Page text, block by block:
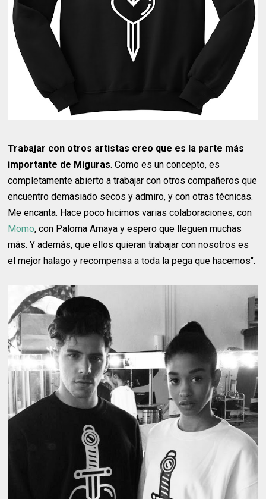
Trabajar con otros artistas creo que es la parte más
importante de Miguras. Como es un concepto, es
completamente abierto a trabajar con otros compañeros que
encuentro demasiado secos y admiro, y con otras técnicas.
Me encanta. Hace poco hicimos varias colaboraciones, con
Momo, con Paloma Amaya y espero que lleguen muchas
más. Y además, que ellos quieran trabajar con nosotros es
el mejor halago y recompensa a toda la pega que hacemos".